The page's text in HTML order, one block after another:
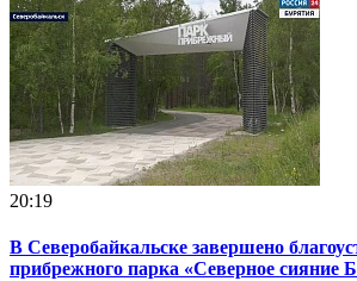
20:19
В Северобайкальске завершено
прибрежного парка «Северное сияние